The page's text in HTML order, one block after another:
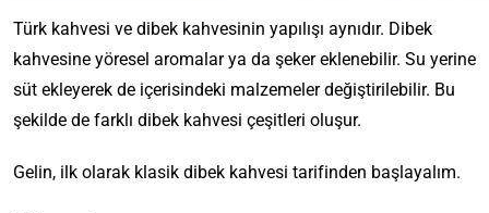
Türk kahvesi ve dibek kahvesinin yapılışı aynıdır. Dibek
kahvesine yöresel aromalar ya da şeker eklenebilir. Su yerine
süt ekleyerek de içerisindeki malzemeler değiştirilebilir. Bu
şekilde de farklı dibek kahvesi çeşitleri oluşur.
Gelin, ilk olarak klasik dibek kahvesi tarifinden başlayalım.